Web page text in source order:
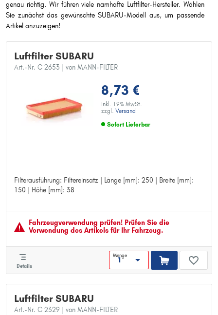
genau richtig. Wir führen viele namhafte Luftfilter-Hersteller. Wählen
Sie zunächst das gewünschte SUBARU-Modell aus, um passende
Artikel anzuzeigen!
Luftfilter SUBARU
Art.-Nr. C 2653 | von MANN-FILTER
8,73 €
inkl. 19% MwSt.
zzgl. Versand
Sofort Lieferbar
Filterausführung: Filtereinsatz | Länge [mm]: 250 | Breite [mm]:
150 | Höhe [mm]: 38
Filterausführung: Filtereinsatz
Länge [mm]: 250
Höhe [mm]: 38
Fahrzeugver­wendung prüfen! Prüfen Sie die
Verwendung des Artikels für Ihr Fahrzeug.
Details
Menge
Luftfilter SUBARU
Art.-Nr. C 2329 | von MANN-FILTER